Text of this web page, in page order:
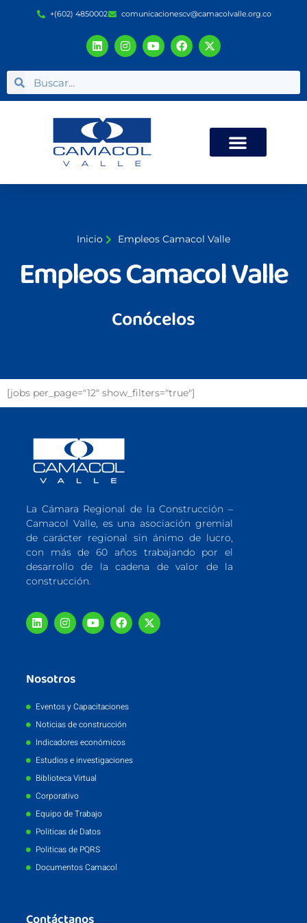
+(602) 4850002 comunicacionescv@camacolvalle.org.co
Inicio Empleos Camacol Valle
Empleos Camacol Valle
Conócelos
[jobs per_page="12" show_filters="true"]
La Cámara Regional de la Construcción –
Camacol Valle, es una asociación gremial
de carácter regional sin ánimo de lucro,
con más de 60 años trabajando por el
desarrollo de la cadena de valor de la
construcción.
Nosotros
Eventos y Capacitaciones
Noticias de construcción
Indicadores económicos
Estudios e investigaciones
Biblioteca Virtual
Corporativo
Equipo de Trabajo
Politicas de Datos
Politicas de PQRS
Documentos Camacol